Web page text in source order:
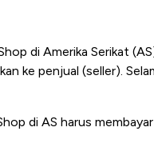
di Amerika Serikat
ke penjual (seller).
di AS harus